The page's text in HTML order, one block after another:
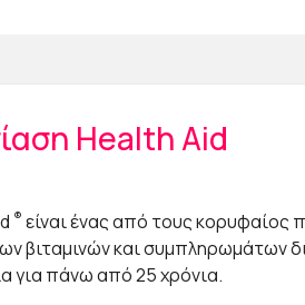
Health Aid
® είναι ένας από τους κορυφαίος
βιταμινών και συμπληρωμάτων
για πάνω από 25 χρόνια.